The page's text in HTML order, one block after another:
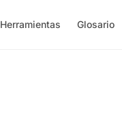
Herramientas Glosario